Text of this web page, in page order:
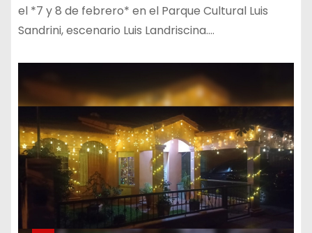
el *7 y 8 de febrero* en el Parque Cultural Luis
Sandrini, escenario Luis Landriscina.…